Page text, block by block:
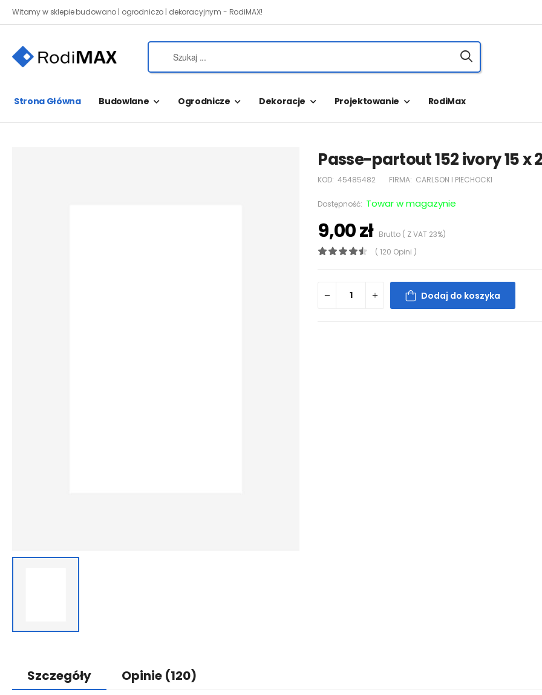
Witamy w sklepie budowano | ogrodniczo | dekoracyjnym - RodiMAX!
Strona Główna Budowlane Ogrodnicze Dekoracje Projektowanie RodiMax
Passe-partout 152 ivory 15 x
KOD: 45485482 FIRMA: CARLSON I PIECHOCKI
Dostępność: Towar w magazynie
9,00 złBrutto ( Z VAT 23%)
( 120 Opini )
Dodaj do koszyka
Szczegóły Opinie (120)